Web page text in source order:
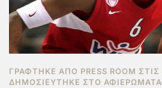
ΓΡΆΦΤΗΚΕ ΑΠΌ PRESS ROOM ΣΤΙΣ
ΔΗΜΟΣΙΕΎΤΗΚΕ ΣΤΟ ΑΦΙΕΡΏΜΑΤΑ